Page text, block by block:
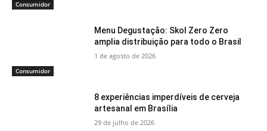
Consumidor
Consumidor
Menu Degustação: Skol Zero Zero
amplia distribuição para todo o Brasil
1 de agosto de 2026
8 experiências imperdíveis de cerveja
artesanal em Brasília
29 de julho de 2026